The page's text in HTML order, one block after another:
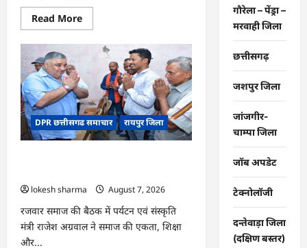
Read MoreRead
more
CG
संरक्षण
से
बदला
जीवन
:
धमतरी
के
भोथापारा
आर्थिक
का
नया
आधार
DPR छत्तीसगढ समाचार रायपुर जिला
lokesh sharma
August 7, 2026
रजवार समाज की बैठक में पर्यटन एवं संस्कृति
मंत्री राजेश अग्रवाल ने समाज की एकता, शिक्षा
और...
गौरेला – पेंड्रा –
मरवाही जिला
छत्तीसगढ़
जशपुर जिला
जांजगीर-
चाम्पा जिला
जॉब अपडेट
टेक्नोलॉजी
दन्तेवाड़ा जिला
(दक्षिण बस्तर)